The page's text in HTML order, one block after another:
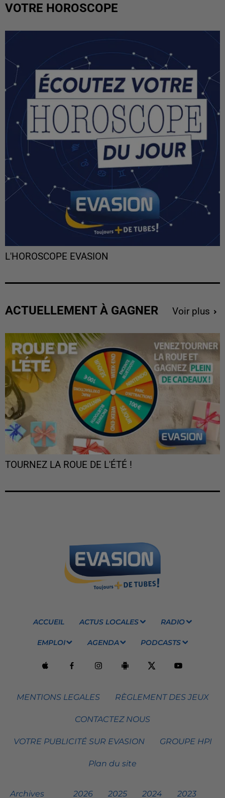
VOTRE HOROSCOPE
L'HOROSCOPE EVASION
ACTUELLEMENT À GAGNER Voir plus
TOURNEZ LA ROUE DE L'ÉTÉ !
ACCUEIL ACTUS LOCALES RADIO
EMPLOI AGENDA PODCASTS
MENTIONS LEGALES RÈGLEMENT DES JEUX
CONTACTEZ NOUS
VOTRE PUBLICITÉ SUR EVASION GROUPE HPI
Plan du site
Archives 2026 2025 2024 2023